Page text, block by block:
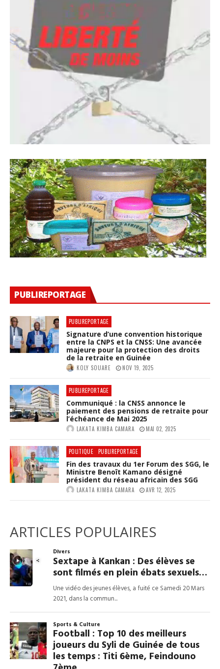
PUBLIREPORTAGE
PUBLIREPORTAGE
Signature d’une convention historique
entre la CNPS et la CNSS: Une avancée
majeure pour la protection des droits
de la retraite en Guinée
KOLY SOUARE NOV 19, 2025
PUBLIREPORTAGE
Communiqué : la CNSS annonce le
paiement des pensions de retraite pour
l’échéance de Mai 2025
LAKATA KIMBA CAMARA MAI 02, 2025
POLITIQUE PUBLIREPORTAGE
Fin des travaux du 1er Forum des SGG, le
Ministre Benoît Kamano désigné
président du réseau africain des SGG
LAKATA KIMBA CAMARA AVR 12, 2025
ARTICLES POPULAIRES